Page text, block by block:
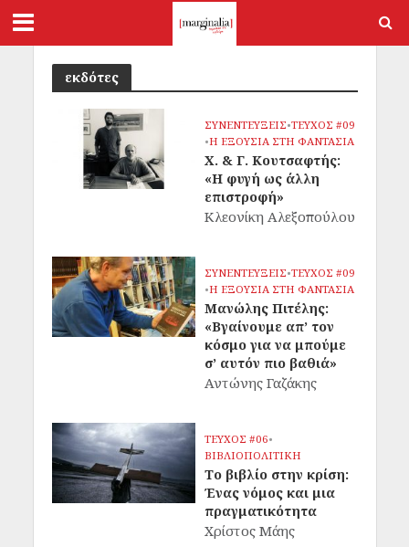
εκδότες
ΣΥΝΕΝΤΕΥΞΕΙΣ•ΤΕΥΧΟΣ #09
•Η ΕΞΟΥΣΙΑ ΣΤΗ ΦΑΝΤΑΣΙΑ
Χ. & Γ. Κουτσαφτής:
«Η φυγή ως άλλη
επιστροφή»
Κλεονίκη Αλεξοπούλου
ΣΥΝΕΝΤΕΥΞΕΙΣ•ΤΕΥΧΟΣ #09
•Η ΕΞΟΥΣΙΑ ΣΤΗ ΦΑΝΤΑΣΙΑ
Μανώλης Πιτέλης:
«Βγαίνουμε απ’ τον
κόσμο για να μπούμε
σ’ αυτόν πιο βαθιά»
Αντώνης Γαζάκης
ΤΕΥΧΟΣ #06•
ΒΙΒΛΙΟΠΟΛΙΤΙΚΗ
Το βιβλίο στην κρίση:
Ένας νόμος και μια
πραγματικότητα
Χρίστος Μάης